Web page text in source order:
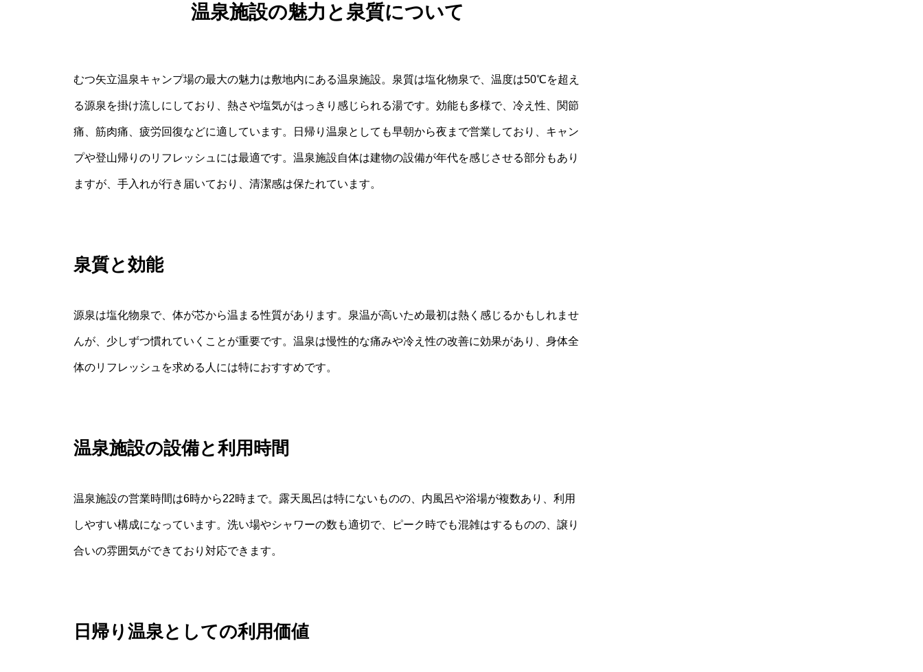
温泉施設の魅力と泉質について
むつ矢立温泉キャンプ場の最大の魅力は敷地内にある温泉施設。泉質は塩化物泉で、温度は50℃を超え
る源泉を掛け流しにしており、熱さや塩気がはっきり感じられる湯です。効能も多様で、冷え性、関節
痛、筋肉痛、疲労回復などに適しています。日帰り温泉としても早朝から夜まで営業しており、キャン
プや登山帰りのリフレッシュには最適です。温泉施設自体は建物の設備が年代を感じさせる部分もあり
ますが、手入れが行き届いており、清潔感は保たれています。
泉質と効能
源泉は塩化物泉で、体が芯から温まる性質があります。泉温が高いため最初は熱く感じるかもしれませ
んが、少しずつ慣れていくことが重要です。温泉は慢性的な痛みや冷え性の改善に効果があり、身体全
体のリフレッシュを求める人には特におすすめです。
温泉施設の設備と利用時間
温泉施設の営業時間は6時から22時まで。露天風呂は特にないものの、内風呂や浴場が複数あり、利用
しやすい構成になっています。洗い場やシャワーの数も適切で、ピーク時でも混雑はするものの、譲り
合いの雰囲気ができており対応できます。
日帰り温泉としての利用価値